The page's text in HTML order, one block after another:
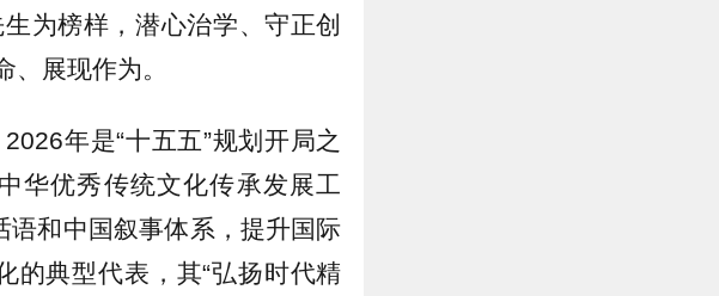
为榜样，潜心治学、守正创
展现作为。
年是“十五五”规划开局之
华优秀传统文化传承发展工
语和中国叙事体系，提升国际
的典型代表，其“弘扬时代精